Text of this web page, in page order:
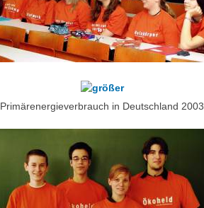
Primärenergieverbrauch in Deutschland 2003